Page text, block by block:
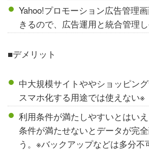
Yahoo!プロモーション広告管理
きるので、広告運用と統合管理
■デメリット
中大規模サイトややショッピン
スマホ化する用途では使えない※
利用条件が満たしやすいとはい
条件が満たせないとデータが完
う。※バックアップなどは多分不